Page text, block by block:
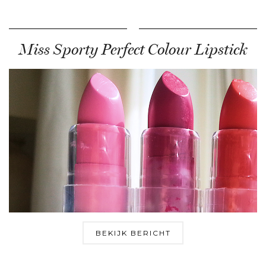
Miss Sporty Perfect Colour Lipstick
BEKIJK BERICHT